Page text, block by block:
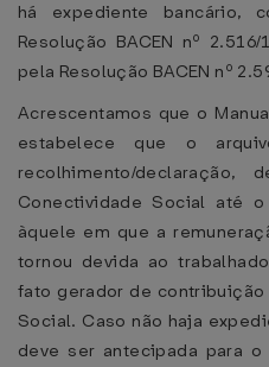
há expediente bancário,
Resolução BACEN nº
pela Resolução BACEN nº
Acrescentamos que o
estabelece que o
recolhimento/
Conectividade Social até
àquele em que a
tornou devida ao
fato gerador de
Social. Caso não haja
deve ser antecipada para